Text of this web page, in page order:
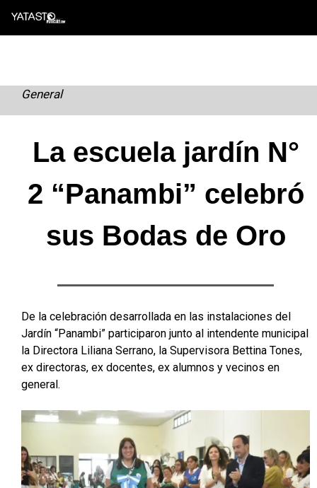
Skip
General
La escuela jardín N°
2 “Panambi” celebró
sus Bodas de Oro
De la celebración desarrollada en las instalaciones del
Jardín “Panambi” participaron junto al intendente municipal
la Directora Liliana Serrano, la Supervisora Bettina Tones,
ex directoras, ex docentes, ex alumnos y vecinos en
general.